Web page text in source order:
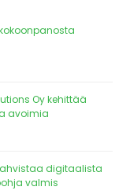
Oy kehittää
avoimia
digitaalista
valmis